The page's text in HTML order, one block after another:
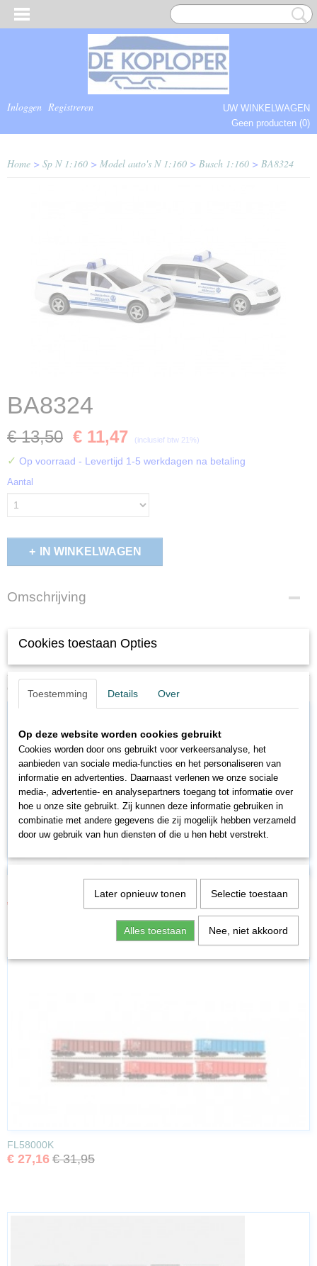
Inloggen Registreren
UW WINKELWAGEN
Geen producten (0)
Home > Sp N 1:160 > Model auto's N 1:160 > Busch 1:160 > BA8324
BA8324
€ 13,50 € 11,47 (inclusief btw 21%)
✓ Op voorraad - Levertijd 1-5 werkdagen na betaling
Aantal
IN WINKELWAGEN
Omschrijving
Ook interessant
€ 12,71
FL58000K
€ 27,16 € 31,95
Cookies toestaan Opties
Toestemming Details Over
Op deze website worden cookies gebruikt
Cookies worden door ons gebruikt voor verkeersanalyse, het
aanbieden van sociale media-functies en het personaliseren van
informatie en advertenties. Daarnaast verlenen we onze sociale
media-, advertentie- en analysepartners toegang tot informatie over
hoe u onze site gebruikt. Zij kunnen deze informatie gebruiken in
combinatie met andere gegevens die zij mogelijk hebben verzameld
door uw gebruik van hun diensten of die u hen hebt verstrekt.
Later opnieuw tonen Selectie toestaan
Alles toestaan Nee, niet akkoord